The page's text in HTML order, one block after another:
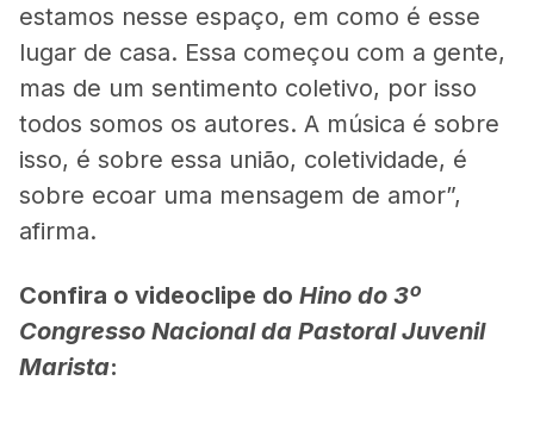
estamos nesse espaço, em como é esse
lugar de casa. Essa começou com a gente,
mas de um sentimento coletivo, por isso
todos somos os autores. A música é sobre
isso, é sobre essa união, coletividade, é
sobre ecoar uma mensagem de amor”,
afirma.
Confira o videoclipe do Hino do 3º
Congresso Nacional da Pastoral Juvenil
Marista: